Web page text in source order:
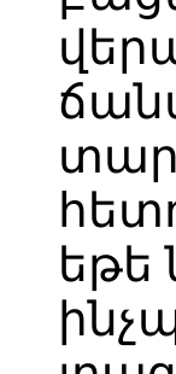
եթե